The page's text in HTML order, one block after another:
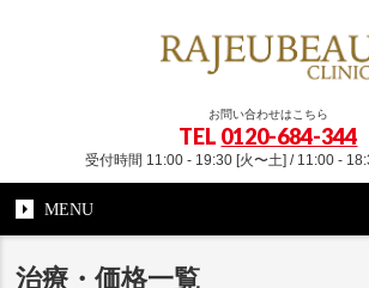
お問い合わせはこちら
TEL 0120-684-344
受付時間 11:00 - 19:30 [火〜土] / 11:00 -
MENU
治療・価格一覧